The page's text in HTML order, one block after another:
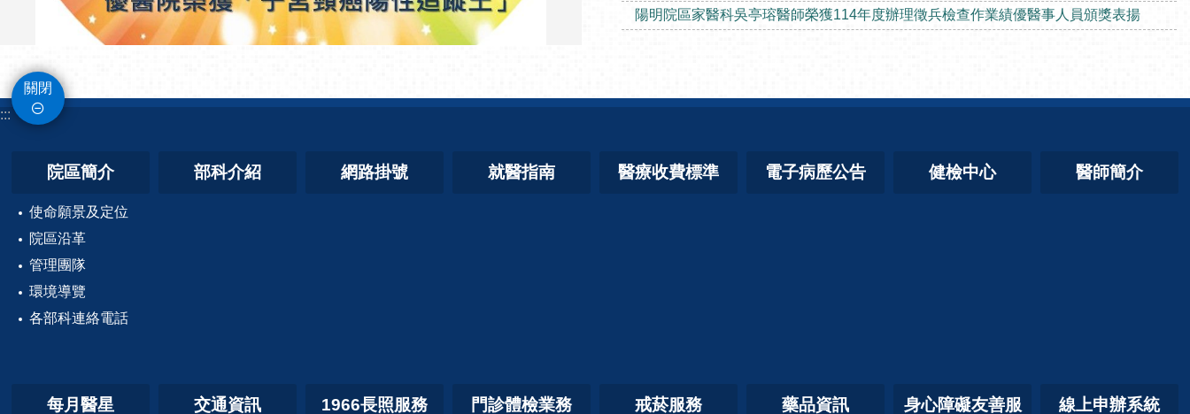
院區簡介
院區沿革
管理團隊
各部科連絡電話
部科介紹 網路掛號 就醫指南 醫療收費標準 電子病歷公告 健檢中心 醫師簡介
每月醫星